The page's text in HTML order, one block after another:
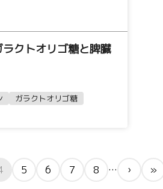
クトオリゴ糖と脾臓
ガラクトオリゴ糖
5 6 7 8 … › »